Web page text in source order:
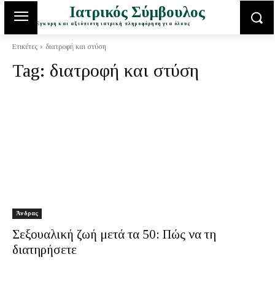
Ιατρικός Σύμβουλος
Έγκυρη και αξιόπιστη ιατρική πληροφόρηση για όλους
Ετικέτες διατροφή και στύση
Tag: διατροφή και στύση
Άνδρας
Σεξουαλική ζωή μετά τα 50: Πώς να τη
διατηρήσετε